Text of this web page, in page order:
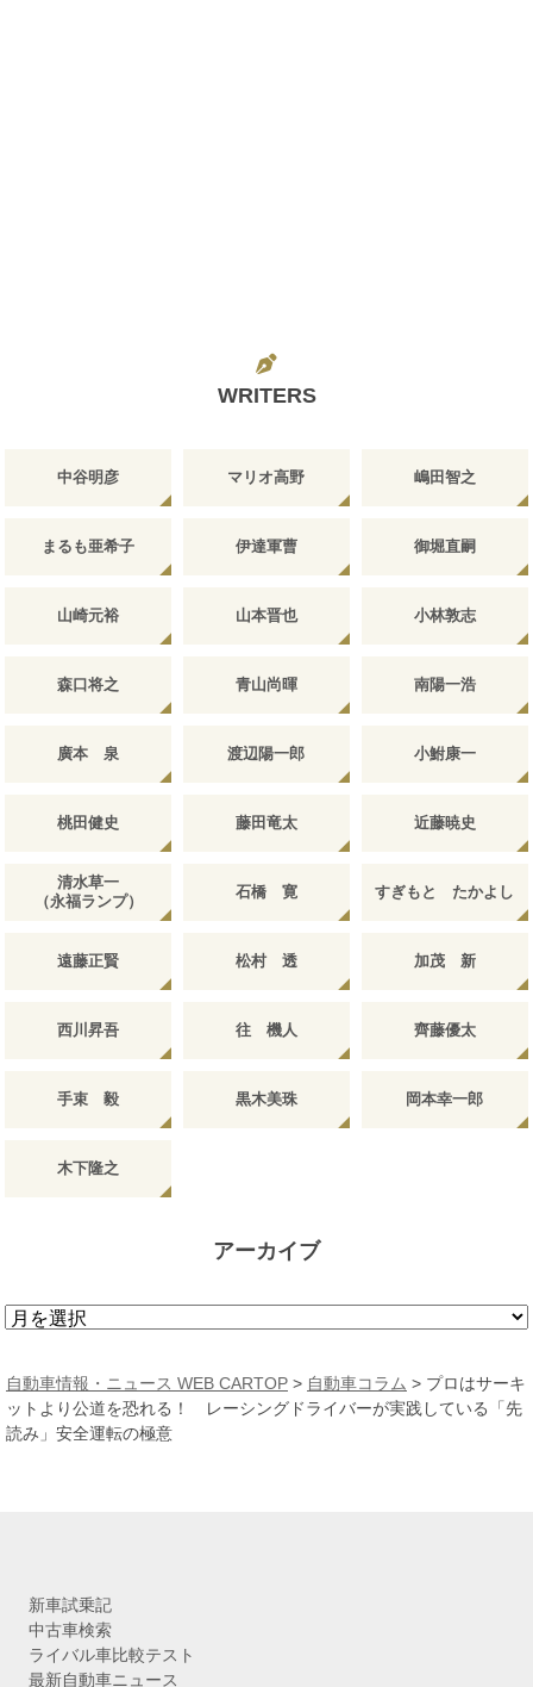
WRITERS
中谷明彦 マリオ高野 嶋田智之
まるも亜希子 伊達軍曹 御堀直嗣
山崎元裕 山本晋也 小林敦志
森口将之 青山尚暉 南陽一浩
廣本 泉 渡辺陽一郎 小鮒康一
桃田健史 藤田竜太 近藤暁史
清水草一
（永福ランプ）
石橋 寛 すぎもと たかよし
遠藤正賢 松村 透 加茂 新
西川昇吾 往 機人 齊藤優太
手束 毅 黒木美珠 岡本幸一郎
木下隆之
アーカイブ
ア
カ
イ
ブ
自動車情報・ニュース WEB CARTOP > 自動車コラム > プロはサーキ
ットより公道を恐れる！ レーシングドライバーが実践している「先
読み」安全運転の極意
新車試乗記
中古車検索
ライバル車比較テスト
最新自動車ニュース